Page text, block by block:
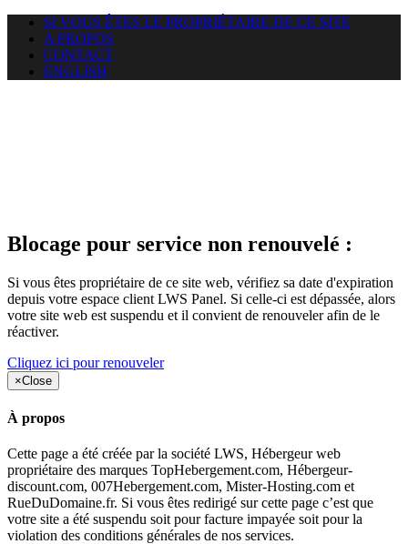
SI VOUS ÊTES LE PROPRIÉTAIRE DE CE SITE
A PROPOS
CONTACT
ENGLISH
Blocage pour service non renouvelé :
Si vous êtes propriétaire de ce site web, vérifiez sa date d'expiration
depuis votre espace client LWS Panel. Si celle-ci est dépassée, alors
votre site web est suspendu et il convient de renouveler afin de le
réactiver.
Cliquez ici pour renouveler
×Close
À propos
Cette page a été créée par la société LWS, Hébergeur web
propriétaire des marques TopHebergement.com, Hébergeur-
discount.com, 007Hebergement.com, Mister-Hosting.com et
RueDuDomaine.fr. Si vous êtes redirigé sur cette page c’est que
votre site a été suspendu soit pour facture impayée soit pour la
violation des conditions générales de nos services.